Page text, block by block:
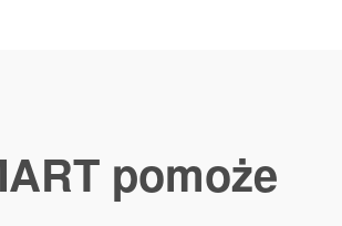
pomoże